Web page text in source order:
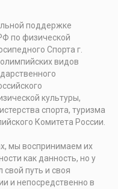
поддержке
по физической
Спорта г.
видов
культуры,
спорта, туризма
Комитета России.
мы воспринимаем их
как данность, но у
свой путь и своя
и непосредственно в